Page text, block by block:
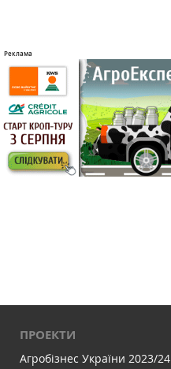
ПРОЕКТИ
Агробізнес України 2023/24